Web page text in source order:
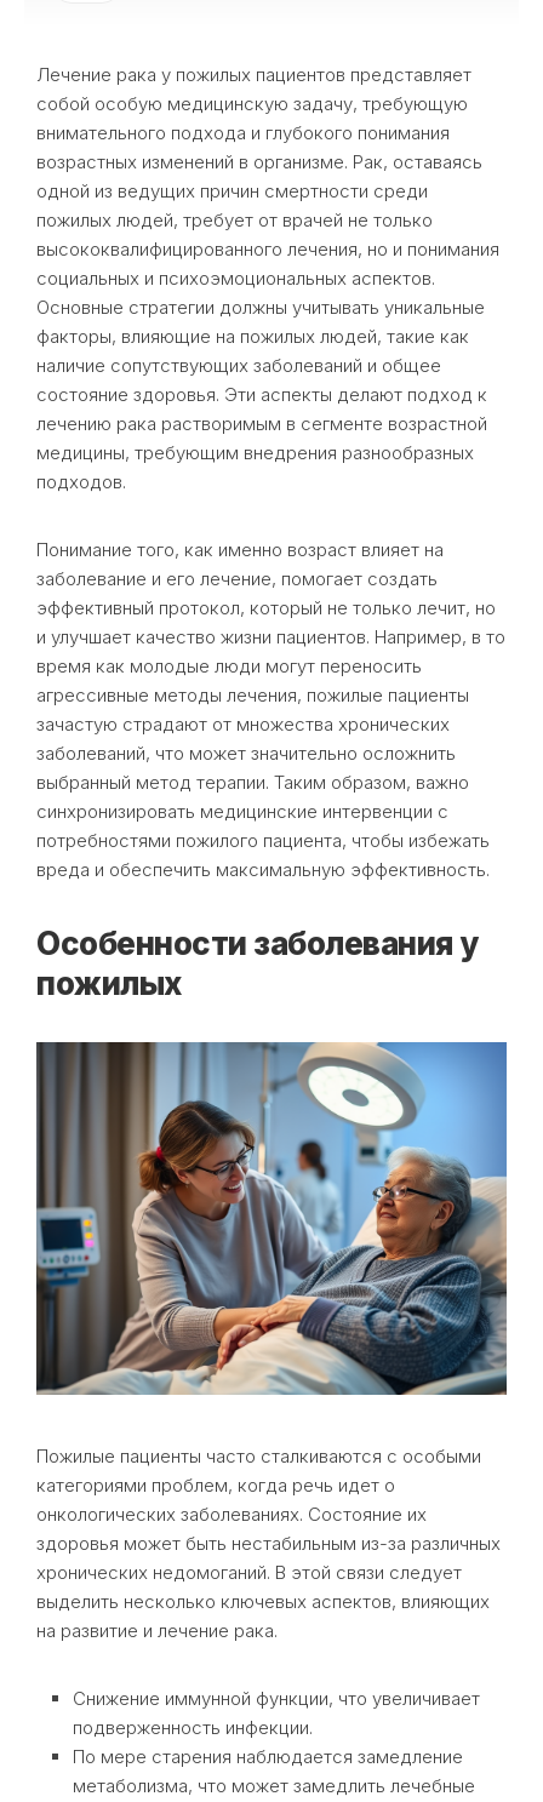
Лечение рака у пожилых пациентов представляет
собой особую медицинскую задачу, требующую
внимательного подхода и глубокого понимания
возрастных изменений в организме. Рак, оставаясь
одной из ведущих причин смертности среди
пожилых людей, требует от врачей не только
высококвалифицированного лечения, но и понимания
социальных и психоэмоциональных аспектов.
Основные стратегии должны учитывать уникальные
факторы, влияющие на пожилых людей, такие как
наличие сопутствующих заболеваний и общее
состояние здоровья. Эти аспекты делают подход к
лечению рака растворимым в сегменте возрастной
медицины, требующим внедрения разнообразных
подходов.
Понимание того, как именно возраст влияет на
заболевание и его лечение, помогает создать
эффективный протокол, который не только лечит, но
и улучшает качество жизни пациентов. Например, в то
время как молодые люди могут переносить
агрессивные методы лечения, пожилые пациенты
зачастую страдают от множества хронических
заболеваний, что может значительно осложнить
выбранный метод терапии. Таким образом, важно
синхронизировать медицинские интервенции с
потребностями пожилого пациента, чтобы избежать
вреда и обеспечить максимальную эффективность.
Особенности заболевания у
пожилых
Пожилые пациенты часто сталкиваются с особыми
категориями проблем, когда речь идет о
онкологических заболеваниях. Состояние их
здоровья может быть нестабильным из-за различных
хронических недомоганий. В этой связи следует
выделить несколько ключевых аспектов, влияющих
на развитие и лечение рака.
Снижение иммунной функции, что увеличивает
подверженность инфекции.
По мере старения наблюдается замедление
метаболизма, что может замедлить лечебные